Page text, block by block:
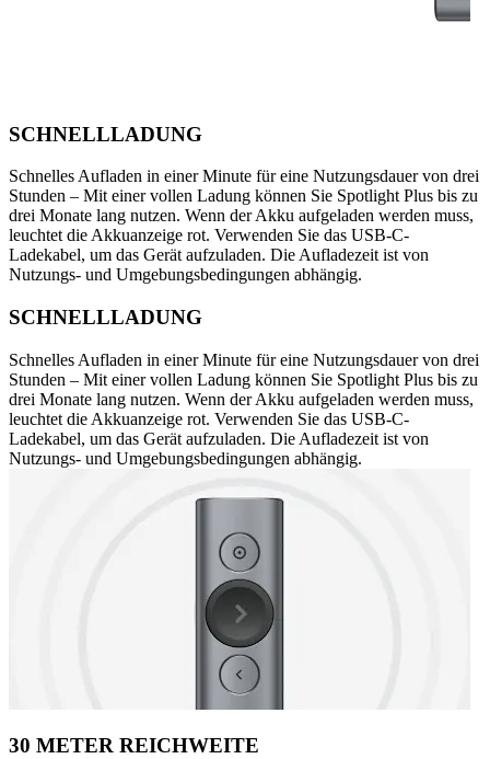
SCHNELLLADUNG
Schnelles Aufladen in einer Minute für eine Nutzungsdauer von drei
Stunden – Mit einer vollen Ladung können Sie Spotlight Plus bis zu
drei Monate lang nutzen. Wenn der Akku aufgeladen werden muss,
leuchtet die Akkuanzeige rot. Verwenden Sie das USB-C-
Ladekabel, um das Gerät aufzuladen. Die Aufladezeit ist von
Nutzungs- und Umgebungsbedingungen abhängig.
SCHNELLLADUNG
Schnelles Aufladen in einer Minute für eine Nutzungsdauer von drei
Stunden – Mit einer vollen Ladung können Sie Spotlight Plus bis zu
drei Monate lang nutzen. Wenn der Akku aufgeladen werden muss,
leuchtet die Akkuanzeige rot. Verwenden Sie das USB-C-
Ladekabel, um das Gerät aufzuladen. Die Aufladezeit ist von
Nutzungs- und Umgebungsbedingungen abhängig.
30 METER REICHWEITE